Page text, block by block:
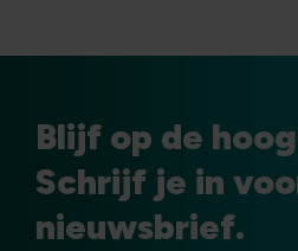
Blijf op de
Schrijf je in
nieuwsbrief.